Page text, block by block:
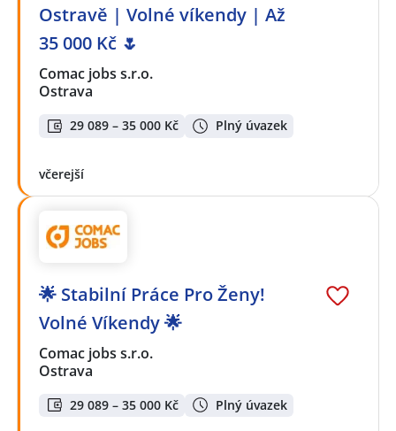
Ostravě | Volné víkendy | Až
35 000 Kč 🌷
Comac jobs s.r.o.
Ostrava
29 089 – 35 000 Kč Plný úvazek
včerejší
🌟 Stabilní Práce Pro Ženy!
Volné Víkendy 🌟
Comac jobs s.r.o.
Ostrava
29 089 – 35 000 Kč Plný úvazek